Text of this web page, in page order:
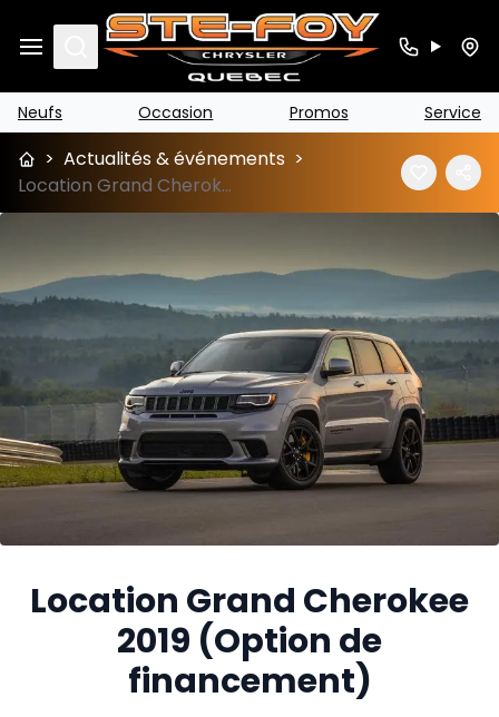
Search
Neufs Occasion Promos Service
> Actualités & événements >
Location Grand Cherokee 2019 (Option de financement)
Location Grand Cherokee
2019 (Option de
financement)